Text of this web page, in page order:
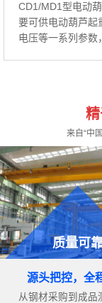
CD1/MD1型电动
要可供电动葫芦起
电压等一系列参数
来自“中
质量可
源头把控，全
从钢材采购到成品